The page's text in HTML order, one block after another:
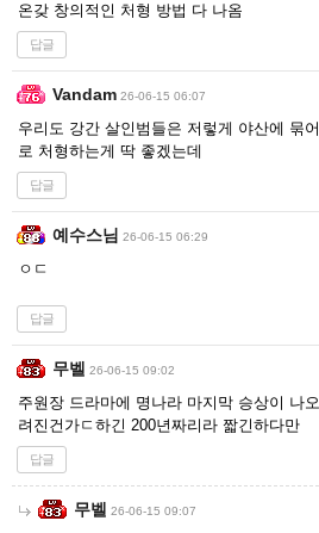
온갖 창의적인 처형 방법 다 나옴
답글
Vandam 26-06-15 06:07
우리도 강간 살인범들은 저렇게 야산에 묶
로 처형하는게 딱 좋겠는데
답글
예수스님 26-06-15 06:29
ㅇㄷ
답글
무벨 26-06-15 09:02
주원장 드라마에 명나라 마지막 승상이 나
려진건가ㄷ하긴 200년짜리라 짧긴하다만
답글
무벨 26-06-15 09:07